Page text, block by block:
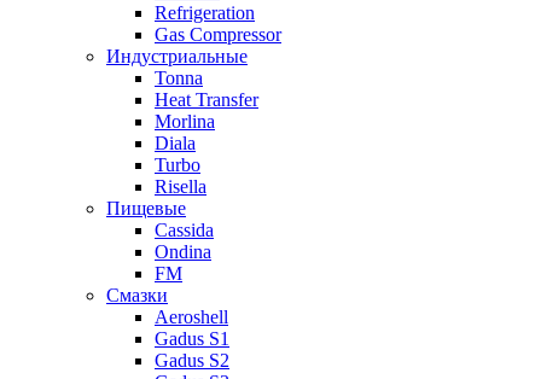
Refrigeration
Gas Compressor
Индустриальные
Tonna
Heat Transfer
Morlina
Diala
Turbo
Risella
Пищевые
Cassida
Ondina
FM
Смазки
Aeroshell
Gadus S1
Gadus S2